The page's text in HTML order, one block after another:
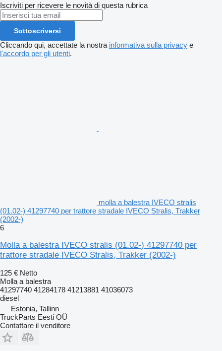
Iscriviti per ricevere le novità di questa rubrica
Sottoscriversi
Cliccando qui, accettate la nostra informativa sulla privacy e
l'accordo per gli utenti.
molla a balestra IVECO stralis
(01.02-) 41297740 per trattore stradale IVECO Stralis, Trakker
(2002-)
6
Molla a balestra IVECO stralis (01.02-) 41297740 per
trattore stradale IVECO Stralis, Trakker (2002-)
125 € Netto
Molla a balestra
41297740 41284178 41213881 41036073
diesel
Estonia, Tallinn
TruckParts Eesti OÜ
Contattare il venditore